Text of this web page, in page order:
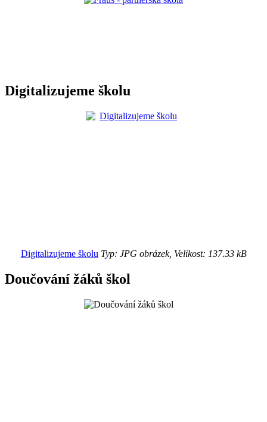
Digitalizujeme školu
Digitalizujeme školu Typ: JPG obrázek, Velikost: 137.33 kB
Doučování žáků škol